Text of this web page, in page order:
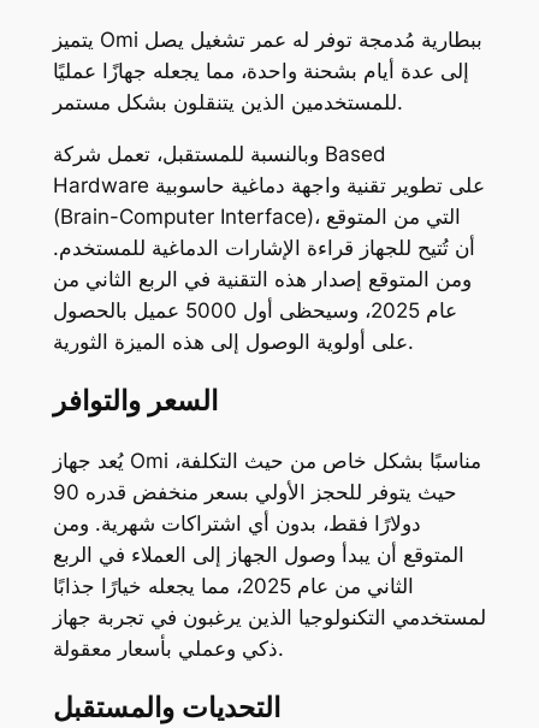
يتميز Omi ببطارية مُدمجة توفر له عمر تشغيل يصل
إلى عدة أيام بشحنة واحدة، مما يجعله جهازًا عمليًا
للمستخدمين الذين يتنقلون بشكل مستمر.
وبالنسبة للمستقبل، تعمل شركة Based
Hardware على تطوير تقنية واجهة دماغية حاسوبية
(Brain-Computer Interface)، التي من المتوقع
أن تُتيح للجهاز قراءة الإشارات الدماغية للمستخدم.
ومن المتوقع إصدار هذه التقنية في الربع الثاني من
عام 2025، وسيحظى أول 5000 عميل بالحصول
على أولوية الوصول إلى هذه الميزة الثورية.
السعر والتوافر
يُعد جهاز Omi مناسبًا بشكل خاص من حيث التكلفة،
حيث يتوفر للحجز الأولي بسعر منخفض قدره 90
دولارًا فقط، بدون أي اشتراكات شهرية. ومن
المتوقع أن يبدأ وصول الجهاز إلى العملاء في الربع
الثاني من عام 2025، مما يجعله خيارًا جذابًا
لمستخدمي التكنولوجيا الذين يرغبون في تجربة جهاز
ذكي وعملي بأسعار معقولة.
التحديات والمستقبل